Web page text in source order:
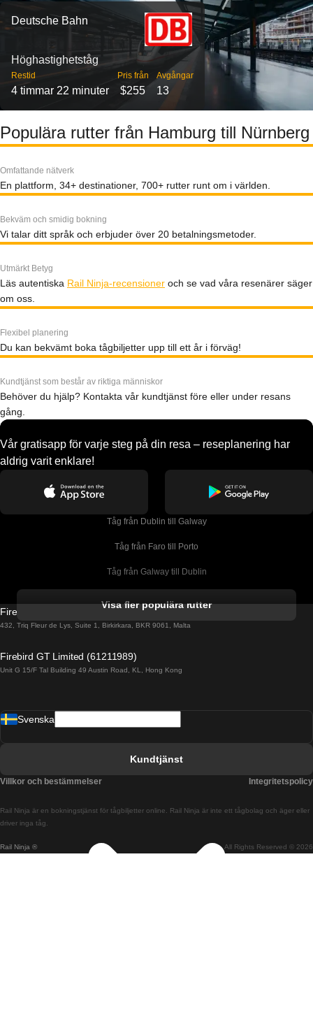
Deutsche Bahn
Höghastighetståg
Restid
4 timmar 22 minuter
Pris från
$255
Avgångar
13
Populära rutter från Hamburg till Nürnberg
Omfattande nätverk
En plattform, 34+ destinationer, 700+ rutter runt om i världen.
Bekväm och smidig bokning
Vi talar ditt språk och erbjuder över 20 betalningsmetoder.
Utmärkt Betyg
Läs autentiska Rail Ninja-recensioner och se vad våra resenärer säger
om oss.
Flexibel planering
Du kan bekvämt boka tågbiljetter upp till ett år i förväg!
Kundtjänst som består av riktiga människor
Behöver du hjälp? Kontakta vår kundtjänst före eller under resans
gång.
Vår gratisapp för varje steg på din resa – reseplanering har
aldrig varit enklare!
Tåg från Dublin till Galway
Tåg från Faro till Porto
Tåg från Galway till Dublin
Tåg från Porto till Faro
Tåg från Barcelona till Madrid
Tåg från Budapest till Bratislava
Visa fler populära rutter
Firebird GT Limited (OC 1451)
432, Triq Fleur de Lys, Suite 1, Birkirkara, BKR 9061, Malta
Firebird GT Limited (61211989)
Unit G 15/F Tal Building 49 Austin Road, KL, Hong Kong
Rail Ninja ® All Rights Reserved © 2026
Rail Ninja är en bokningstjänst för tågbiljetter online. Rail Ninja är inte ett tågbolag och äger eller
driver inga tåg.
Svenska
Kundtjänst
Villkor och bestämmelser Integritetspolicy